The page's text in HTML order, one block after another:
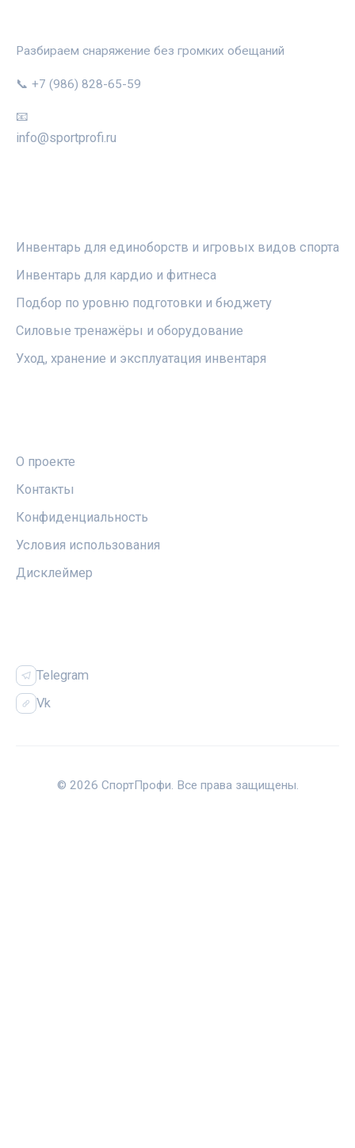
Разбираем снаряжение без громких обещаний
📞 +7 (986) 828-65-59
📧
info@sportprofi.ru
Инвентарь для единоборств и игровых видов спорта
Инвентарь для кардио и фитнеса
Подбор по уровню подготовки и бюджету
Силовые тренажёры и оборудование
Уход, хранение и эксплуатация инвентаря
О проекте
Контакты
Конфиденциальность
Условия использования
Дисклеймер
Telegram
Vk
© 2026 СпортПрофи. Все права защищены.